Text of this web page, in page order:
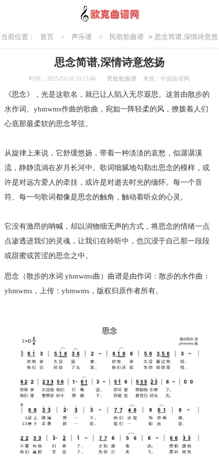
当前位置： 首页 > 声乐谱 > 民歌歌曲谱 > 思念简谱,深情诗意悠
思念简谱,深情诗意悠扬
时间：2025-03-18 10:15:46 民歌歌曲谱 来源：中国曲谱网
《思念》，光是这歌名，就已让人陷入无尽遐思。这首由散步的
水作词、yhmwms作曲的歌曲，宛如一阵轻柔的风，撩拨着人们
心底那最柔软的思念琴弦。
从旋律上来说，它舒缓悠扬，带着一种淡淡的哀愁，似潺潺溪
流，静静流淌在岁月长河中。歌词细腻地勾勒出思念的模样，或
许是对远方爱人的牵挂，或许是对逝去时光的缅怀。每一个音
符、每一句歌词都像是思念的触角，触动着听众的心灵。
它没有激昂的呐喊，却以润物细无声的方式，将思念的情绪一点
点渗透进我们的灵魂，让我们在聆听中，也沉浸于自己那一段段
或甜蜜或苦涩的思念之中。
思念（散步的水词 yhmwms曲）曲谱是由作词：散步的水作曲：
yhmwms，上传：yhmwms，版权归原作者所有。